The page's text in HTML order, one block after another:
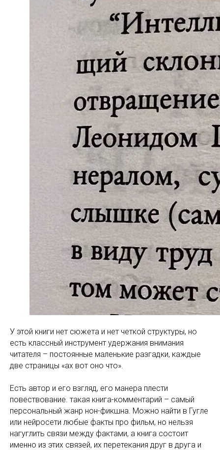
У этой книги нет сюжета и нет четкой структуры, но
есть классный инструмент удержания внимания
читателя – постоянные маленькие разгадки, каждые
две страницы «ах вот оно что».
Есть автор и его взгляд, его манера плести
повествование. такая книга-комментарий – самый
персональный жанр нон-фикшна. Можно найти в Гугле
или нейросети любые факты про фильм, но нельзя
нагуглить связи между фактами, а книга состоит
именно из этих связей, их перетекания друг в друга и